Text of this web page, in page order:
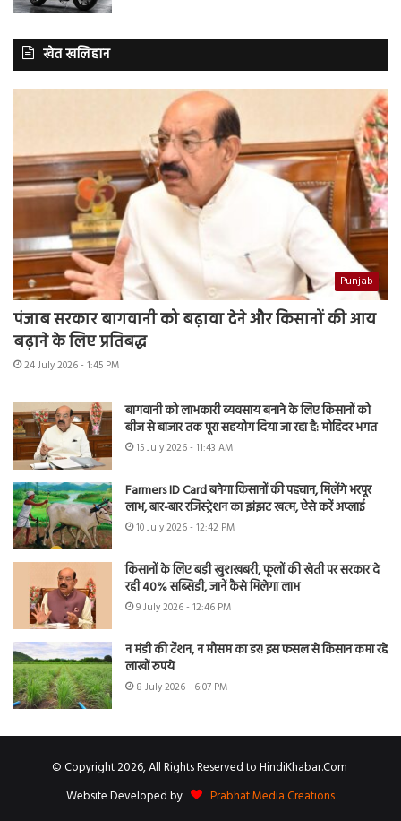
खेत खलिहान
Punjab
पंजाब सरकार बागवानी को बढ़ावा देने और किसानों की आय
बढ़ाने के लिए प्रतिबद्ध
24 July 2026 - 1:45 PM
बागवानी को लाभकारी व्यवसाय बनाने के लिए किसानों को
बीज से बाजार तक पूरा सहयोग दिया जा रहा है: मोहिंदर भगत
15 July 2026 - 11:43 AM
Farmers ID Card बनेगा किसानों की पहचान, मिलेंगे भरपूर
लाभ, बार-बार रजिस्ट्रेशन का झंझट खत्म, ऐसे करें अप्लाई
10 July 2026 - 12:42 PM
किसानों के लिए बड़ी खुशखबरी, फूलों की खेती पर सरकार दे
रही 40% सब्सिडी, जानें कैसे मिलेगा लाभ
9 July 2026 - 12:46 PM
न मंडी की टेंशन, न मौसम का डर! इस फसल से किसान कमा रहे
लाखों रुपये
8 July 2026 - 6:07 PM
© Copyright 2026, All Rights Reserved to HindiKhabar.Com
Website Developed by
Prabhat Media Creations